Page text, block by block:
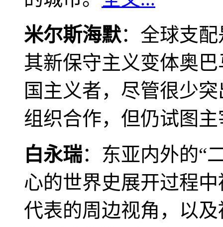
米尔斯海默：全球支
其新保守主义变体奥
国主义者，尽管很少
组织合作，但仍试图
白永瑞：东亚内外的“
心的世界史展开过程
代表的周边视角，以